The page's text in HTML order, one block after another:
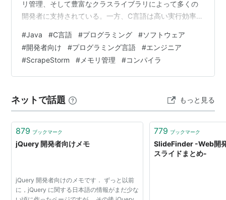
リ管理、そして豊富なクラスライブラリによって多くの
開発者に支持されている。一方、C言語は高い実行効率と
や組み込み分野などで重要な地位を占めている。 本稿で
は、理論面と実践面の両方から、JavaとC言語の代表的
な利用シーンにおける性能を比較・分析する。 一、理論
的観点から見た性能差 1. コンパイルおよび実行方式 C言
スコードが直接機械語…
#Java #C言語 #プログラミング #ソフトウェア
#開発者向け #プログラミング言語 #エンジニア
#ScrapeStorm # メモリ管理 #コンパイラ
ネットで話題 もっと見る
879 ブックマーク
jQuery 開発者向けメモ
jQuery 開発者向けのメモです． ずっと以前
に，jQuery に関する日本語の情報がまだ少な
779 ブックマーク
SlideFinder -Web開
スライドまとめ-